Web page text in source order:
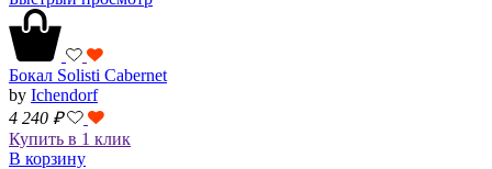
Бокал Solisti Cabernet
by Ichendorf
4 240 ₽
Купить в 1 клик
В корзину